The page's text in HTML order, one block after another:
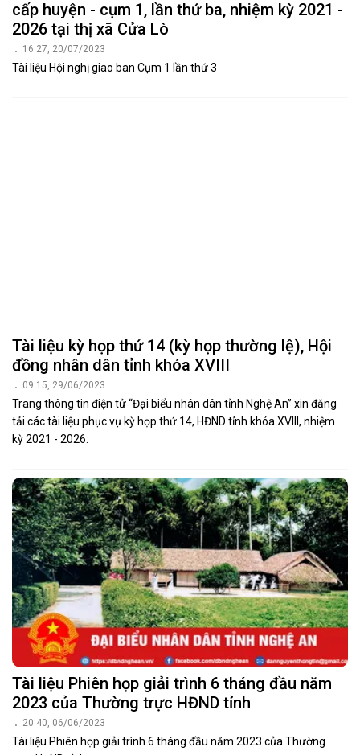
cấp huyện - cụm 1, lần thứ ba, nhiệm kỳ 2021 -
2026 tại thị xã Cửa Lò
16:27, 20/07/2023
Tài liệu Hội nghị giao ban Cụm 1 lần thứ 3
Tài liệu kỳ họp thứ 14 (kỳ họp thường lệ), Hội
đồng nhân dân tỉnh khóa XVIII
09:15, 29/06/2023
Trang thông tin điện tử “Đại biểu nhân dân tỉnh Nghệ An” xin đăng
tải các tài liệu phục vụ kỳ họp thứ 14, HĐND tỉnh khóa XVIII, nhiệm
kỳ 2021 - 2026:
Tài liệu Phiên họp giải trình 6 tháng đầu năm
2023 của Thường trực HĐND tỉnh
20:40, 06/06/2023
Tài liệu Phiên họp giải trình 6 tháng đầu năm 2023 của Thường